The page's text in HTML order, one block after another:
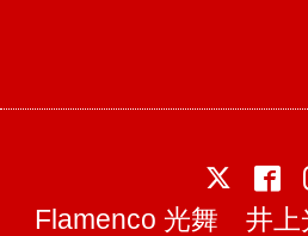
Flamenco 光舞 井上